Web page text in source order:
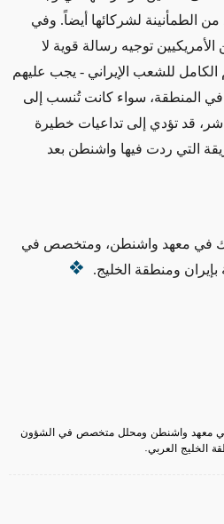
في معهد واشنطن ومحلل متخصص في الشؤون
الخليج العربي.
الطمأنينة لشركائها أيضاً. وفي
توجيه رسالة قوية لا
للشعب الإيراني - يجب عليهم
في المنطقة، سواء كانت تُنسب إلى
قد تؤدي إلى تداعيات خطيرة
التي ردت فيها واشنطن بعد
في معهد واشنطن، ومتخصص في
ومنطقة الخليج.